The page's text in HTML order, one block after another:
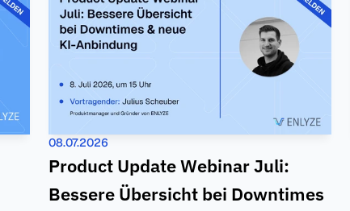
08.07.2026
Product Update Webinar Juli:
Bessere Übersicht bei Downtimes